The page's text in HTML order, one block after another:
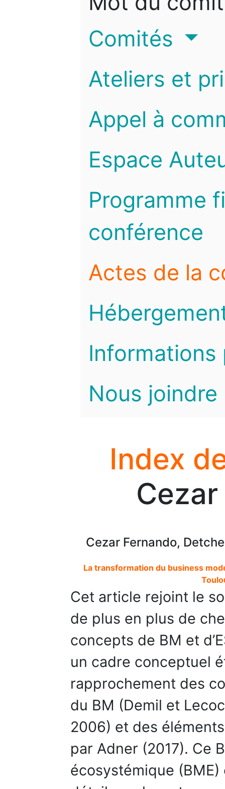
Comités
Ateliers et
Appel à
Espace
Programme
conférence
Actes de la
Informations
Nous joindre
Index
Cezar Fernando,
La transformation du business
Cet article rejoint le
de plus en plus de
concepts de BM et
un cadre conceptuel
rapprochement des
du BM (Demil et
2006) et des
par Adner (2017). Ce
écosystémique